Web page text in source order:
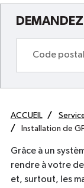
ACCUEIL
Installation de
Grâce à un
rendre à votre
et, surtout, les